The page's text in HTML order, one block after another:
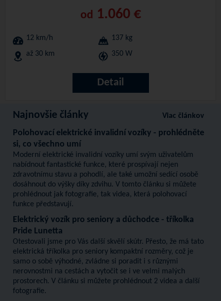
od 1.060 €
12 km/h
137 kg
až 30 km
350 W
Detail
Najnovšie články Viac článkov
Polohovací elektrické invalidní vozíky - prohlédněte
si, co všechno umí
Moderní elektrické invalidní vozíky umí svým uživatelům
nabídnout fantastické funkce, které prospívají nejen
zdravotnímu stavu a pohodlí, ale také umožní sedící osobě
dosáhnout do výšky díky zdvihu. V tomto článku si můžete
prohlédnout jak fotografie, tak videa, která polohovací
funkce představují.
Elektrický vozík pro seniory a důchodce - tříkolka
Pride Lunetta
Otestovali jsme pro Vás další skvělí skútr. Přesto, že má tato
elektrická tříkolka pro seniory kompaktní rozměry, což je
samo o sobě výhodné, zvládne si poradit i s různými
nerovnostmi na cestách a vytočit se i ve velmi malých
prostorech. V článku si můžete prohlédnout 2 videa a další
fotografie.